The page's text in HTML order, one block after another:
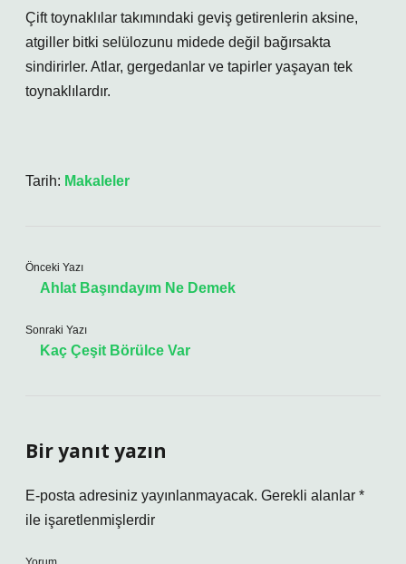
Çift toynaklılar takımındaki geviş getirenlerin aksine,
atgiller bitki selülozunu midede değil bağırsakta
sindirirler. Atlar, gergedanlar ve tapirler yaşayan tek
toynaklılardır.
Tarih: Makaleler
Önceki Yazı
Ahlat Başındayım Ne Demek
Sonraki Yazı
Kaç Çeşit Börülce Var
Bir yanıt yazın
E-posta adresiniz yayınlanmayacak. Gerekli alanlar *
ile işaretlenmişlerdir